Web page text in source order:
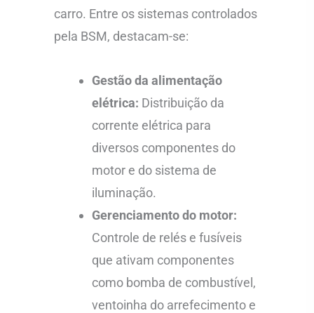
carro. Entre os sistemas controlados
pela BSM, destacam-se:
Gestão da alimentação
elétrica: Distribuição da
corrente elétrica para
diversos componentes do
motor e do sistema de
iluminação.
Gerenciamento do motor:
Controle de relés e fusíveis
que ativam componentes
como bomba de combustível,
ventoinha do arrefecimento e